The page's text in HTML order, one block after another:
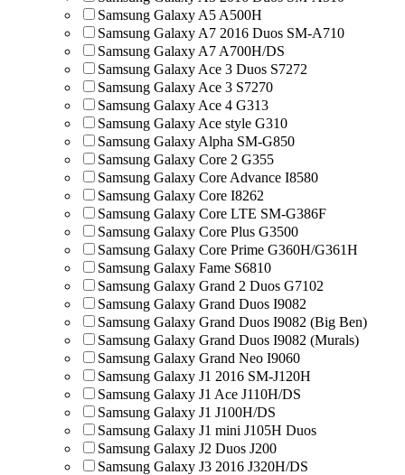
Samsung Galaxy A5 A500H
Samsung Galaxy A7 2016 Duos SM-A710
Samsung Galaxy A7 A700H/DS
Samsung Galaxy Ace 3 Duos S7272
Samsung Galaxy Ace 3 S7270
Samsung Galaxy Ace 4 G313
Samsung Galaxy Ace style G310
Samsung Galaxy Alpha SM-G850
Samsung Galaxy Core 2 G355
Samsung Galaxy Core Advance I8580
Samsung Galaxy Core I8262
Samsung Galaxy Core LTE SM-G386F
Samsung Galaxy Core Plus G3500
Samsung Galaxy Core Prime G360H/G361H
Samsung Galaxy Fame S6810
Samsung Galaxy Grand 2 Duos G7102
Samsung Galaxy Grand Duos I9082
Samsung Galaxy Grand Duos I9082 (Big Ben)
Samsung Galaxy Grand Duos I9082 (Murals)
Samsung Galaxy Grand Neo I9060
Samsung Galaxy J1 2016 SM-J120H
Samsung Galaxy J1 Ace J110H/DS
Samsung Galaxy J1 J100H/DS
Samsung Galaxy J1 mini J105H Duos
Samsung Galaxy J2 Duos J200
Samsung Galaxy J3 2016 J320H/DS